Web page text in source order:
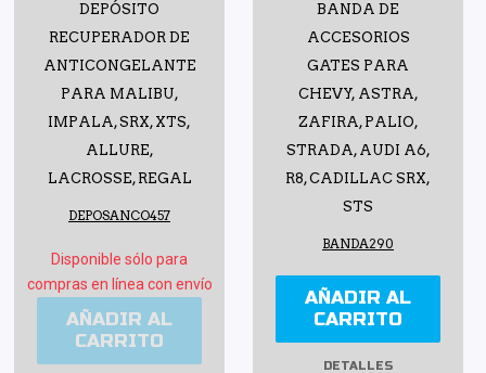
DEPÓSITO
RECUPERADOR DE
ANTICONGELANTE
PARA MALIBU,
IMPALA, SRX, XTS,
ALLURE,
LACROSSE, REGAL
DEPOSANCO457
Disponible sólo para
compras en línea con envío
AÑADIR AL
CARRITO
BANDA DE
ACCESORIOS
GATES PARA
CHEVY, ASTRA,
ZAFIRA, PALIO,
STRADA, AUDI A6,
R8, CADILLAC SRX,
STS
BANDA290
AÑADIR AL
CARRITO
DETALLES